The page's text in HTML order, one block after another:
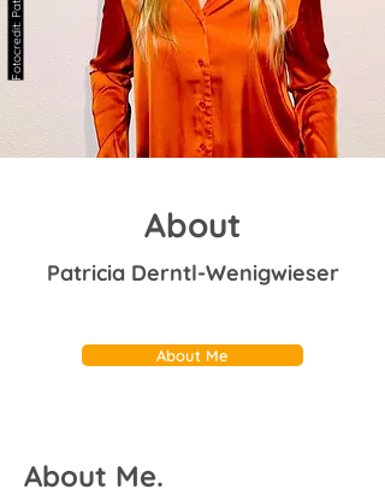
About
Patricia Derntl-Wenigwieser
About Me
About Me.